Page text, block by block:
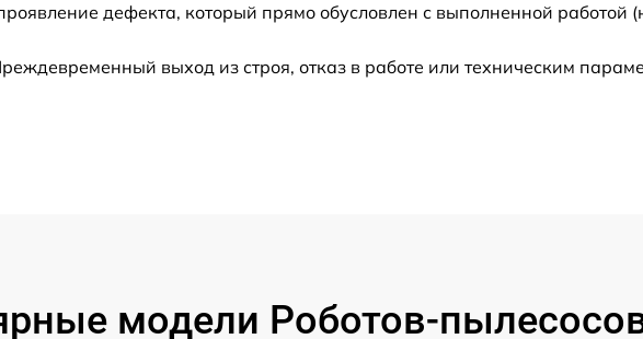
от 60 мин
дефекта, который прямо обусловлен с выполненной
выход из строя, отказ в работе или техническим
модели Роботов-пылесосов